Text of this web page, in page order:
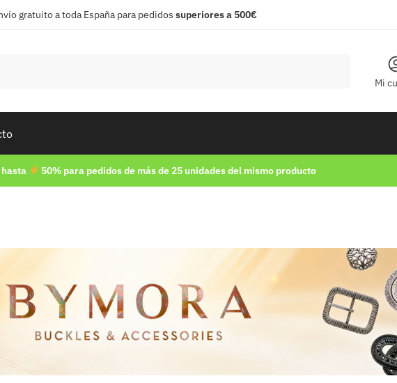
gratuito a toda España para pedidos superiores a 500€
Mi
50% para pedidos de más de 25 unidades del mismo producto